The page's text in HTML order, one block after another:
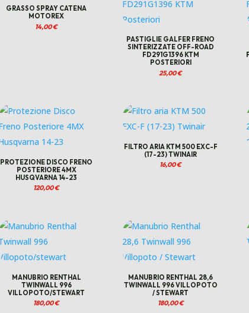
GRASSO SPRAY CATENA
MOTOREX
14,00€
PASTIGLIE GALFER FRENO
SINTERIZZATE OFF-ROAD
FD291G1396 KTM
POSTERIORI
25,00€
PROTEZIONE DISCO FRENO
POSTERIORE 4MX
HUSQVARNA 14-23
120,00€
FILTRO ARIA KTM 500 EXC-F
(17-23) TWINAIR
16,00€
MANUBRIO RENTHAL
TWINWALL 996
VILLOPOTO/STEWART
180,00€
MANUBRIO RENTHAL 28,6
TWINWALL 996 VILLOPOTO
/ STEWART
180,00€